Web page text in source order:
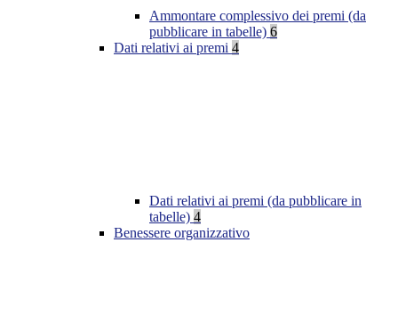
Ammontare complessivo dei premi (da
pubblicare in tabelle) 6
Dati relativi ai premi 4
Dati relativi ai premi (da pubblicare in
tabelle) 4
Benessere organizzativo